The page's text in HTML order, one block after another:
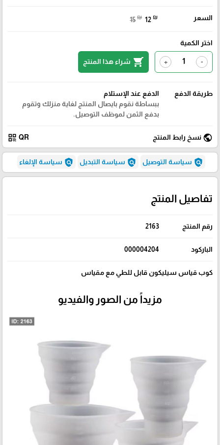
السعر 15 ₪ 12 ₪
اختر الكمية
-
+
shopping_cart شراء هذا المنتج
طريقة الدفع
الدفع عند الإستلام
ببساطة نقوم بايصال المنتج لغاية منزلك وتقوم
بدفع الثمن لموظف التوصيل.
public نسخ رابط المنتج QR
qr_code
policy سياسة التوصيل policy سياسة التبديل policy سياسة الإلغاء
تفاصيل المنتج
رقم المنتج 2163
الباركود 000004204
كوب قياس سيليكون قابل للطي مع مقياس
مزيداً من الصور والفيديو